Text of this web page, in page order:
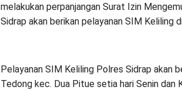
melakukan perpanjangan Surat Izin
Sidrap akan berikan pelayanan SIM Keliling
Pelayanan SIM Keliling Polres Sidrap akan
Tedong kec. Dua Pitue setia hari Senin dan